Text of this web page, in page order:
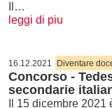
Il…
leggi di piu
16.12.2021 Diventare
Concorso -
secondarie
Il 15 dicembre